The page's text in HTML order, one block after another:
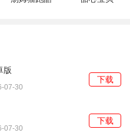
，包括生命上限、直接攻击
技能构筑选择匹配的晶石。
技能伤害，而元素之力提升
技能以及终结技的最终伤
版
07-30
下载
07-30
下载